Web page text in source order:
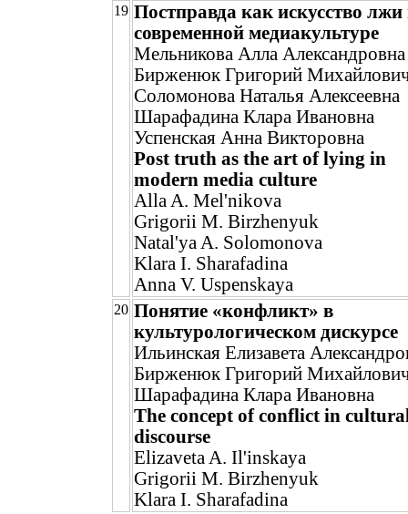
19 Постправда как искусство лжи
современной медиакультуре
Мельникова Алла Александровна
Бирженюк Григорий
Соломонова Наталья Алексеевна
Шарафадина Клара Ивановна
Успенская Анна Викторовна
Post truth as the art of lying in
modern media culture
Alla A. Mel'nikova
Grigorii M. Birzhenyuk
Natal'ya A. Solomonova
Klara I. Sharafadina
Anna V. Uspenskaya
20 Понятие «конфликт» в
культурологическом дискурсе
Ильинская Елизавета
Бирженюк Григорий
Шарафадина Клара Ивановна
The concept of conflict in
discourse
Elizaveta A. Il'inskaya
Grigorii M. Birzhenyuk
Klara I. Sharafadina